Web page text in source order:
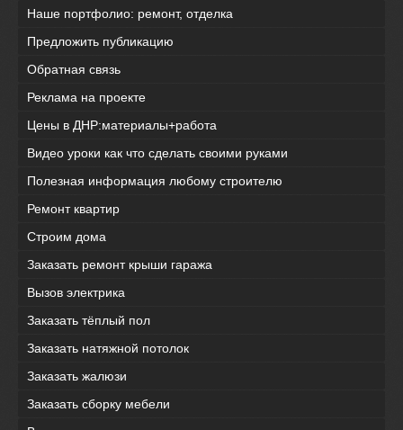
Наше портфолио: ремонт, отделка
Предложить публикацию
Обратная связь
Реклама на проекте
Цены в ДНР:материалы+работа
Видео уроки как что сделать своими руками
Полезная информация любому строителю
Ремонт квартир
Строим дома
Заказать ремонт крыши гаража
Вызов электрика
Заказать тёплый пол
Заказать натяжной потолок
Заказать жалюзи
Заказать сборку мебели